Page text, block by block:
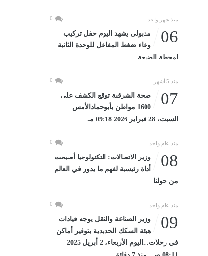
منذ شهر واحد 0
06
مدبولى يشهد اليوم حفل تركيب
وعاء ضغط المفاعل للوحدة الثانية
لمحطة الضبعة
منذ 5 أشهر 0
07
صحة الشرقية توقع الكشف على
1600 مواطن بأبوحمادالأمس
السبت، 28 فبراير 2026 09:18 مـ
منذ عام واحد 0
08
وزير الاتصالات: التكنولوجيا أصبحت
أداة رئيسية لفهم ما يدور في العالم
من حولنا
منذ عام واحد 0
09
وزير الصناعة والنقل يوجه قيادات
هيئة السكك الحديدية بتوفير أماكن
في رحلات...اليوم الأربعاء، 2 أبريل 2025